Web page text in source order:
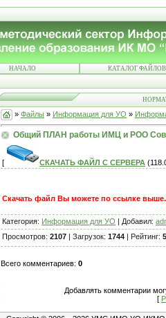
НАЧАЛО КАТАЛОГ ФАЙЛОВ
» Файлы » Информация для УО »
Общий ПЛАН работы ИМЦ и РОО
[ СКАЧАТЬ ФАЙЛ С СЕРВЕРА
Скачать файл Вы можете по ссылке
Категория: Информация для УО | Добавил:
Просмотров: 2107 | Загрузок: 1744 | Рейтинг:
Всего комментариев: 0
Добавлять комментарии
[